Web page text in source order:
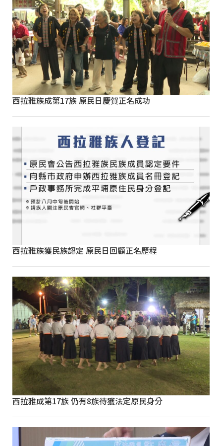
西拉雅族成第17族 原民日慶賀正名成功
西拉雅族獲民族認定 原民日回顧正名歷程
西拉雅成第17族 仍有8族待獲法定原民身分